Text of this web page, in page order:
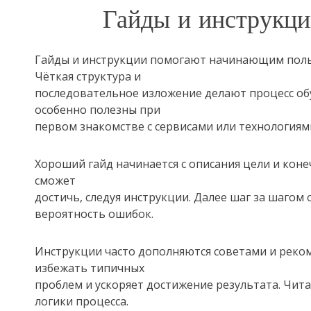
Гайды и
Гайды и инструкции помогают начинающим
Чёткая структура и
последовательное изложение делают процесс
особенно полезны при
первом знакомстве с сервисами или
Хороший гайд начинается с описания цели и
сможет
достичь, следуя инструкции. Далее шаг за
вероятность ошибок.
Инструкции часто дополняются советами и
избежать типичных
проблем и ускоряет достижение результата.
логики процесса.